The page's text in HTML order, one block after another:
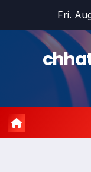
Fri.